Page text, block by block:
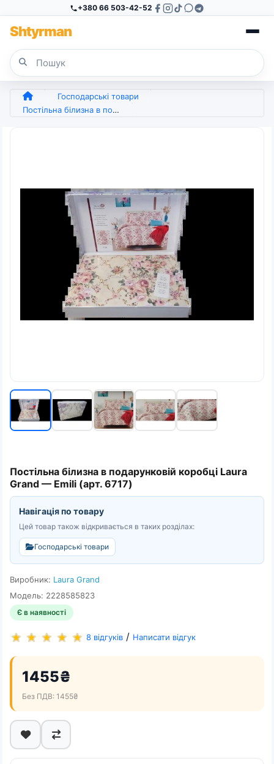
+380 66 503-42-52
Shtyrman
Господарські товари
Постільна білизна в подарунковій коробці Laura Grand — Emili (арт. 6717)
Постільна білизна в подарунковій коробці Laura
Grand — Emili (арт. 6717)
Навігація по товару
Цей товар також відкривається в таких розділах:
Господарські товари
Виробник: Laura Grand
Модель: 2228585823
Є в наявності
8 відгуків / Написати відгук
1455₴
Без ПДВ: 1455₴